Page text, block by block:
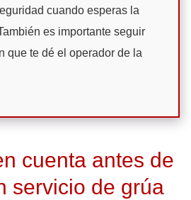
cuando esperas la
es importante seguir
que te dé el operador de la
cuenta antes de
servicio de grúa